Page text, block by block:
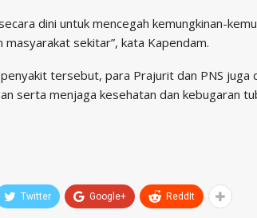
dini untuk mencegah kemungkinan-
masyarakat sekitar”, kata Kapendam.
tersebut, para Prajurit dan PNS juga
serta menjaga kesehatan dan kebugaran
Twitter Google+ ReddIt